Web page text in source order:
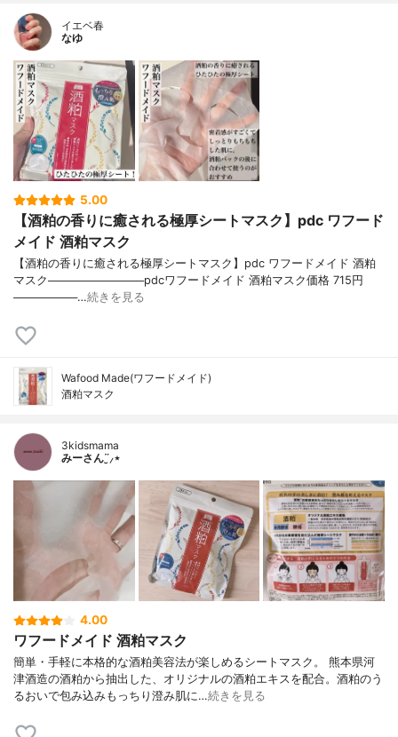
イエベ春
なゆ
5.00
【酒粕の香りに癒される極厚シートマスク】pdc ワフード
メイド 酒粕マスク
【酒粕の香りに癒される極厚シートマスク】pdc ワフードメイド 酒粕
マスク────────────pdcワフードメイド 酒粕マスク価格 715円
────────…続きを見る
Wafood Made(ワフードメイド)
酒粕マスク
3kidsmama
みーさん¨̮⸝⋆
4.00
ワフードメイド 酒粕マスク
簡単・手軽に本格的な酒粕美容法が楽しめるシートマスク。 熊本県河
津酒造の酒粕から抽出した、オリジナルの酒粕エキスを配合。酒粕のう
るおいで包み込みもっちり澄み肌に…続きを見る